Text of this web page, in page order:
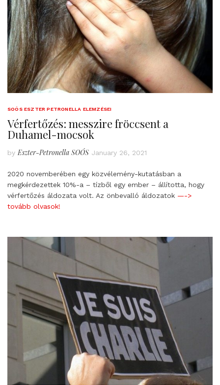
SOÓS ESZTER PETRONELLA ELEMZÉSEI
Vérfertőzés: messzire fröccsent a
Duhamel-mocsok
by Eszter-Petronella SOÓS January 26, 2021
2020 novemberében egy közvélemény-kutatásban a
megkérdezettek 10%-a – tízből egy ember – állította, hogy
vérfertőzés áldozata volt. Az önbevalló áldozatok —->
tovább olvasok!